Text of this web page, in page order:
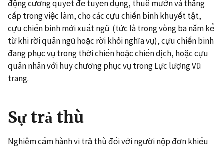
động cương quyết để tuyển dụng, thuê mướn và thăng
cấp trong việc làm, cho các cựu chiến binh khuyết tật,
cựu chiến binh mới xuất ngũ (tức là trong vòng ba năm kể
từ khi rời quân ngũ hoặc rời khỏi nghĩa vụ), cựu chiến binh
đang phục vụ trong thời chiến hoặc chiến dịch, hoặc cựu
quân nhân với huy chương phục vụ trong Lực lượng Vũ
trang.
Sự trả thù
Nghiêm cấm hành vi trả thù đối với người nộp đơn khiếu